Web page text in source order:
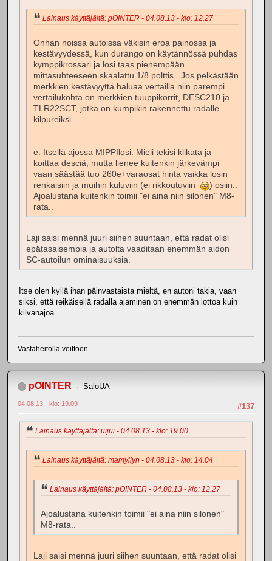
Lainaus käyttäjältä: pOINTER - 04.08.13 - klo: 12.27
Onhan noissa autoissa väkisin eroa painossa ja
kestävyydessä, kun durango on käytännössä puhdas
kymppikrossari ja losi taas pienempään
mittasuhteeseen skaalattu 1/8 polttis.. Jos pelkästään
merkkien kestävyyttä haluaa vertailla niin parempi
vertailukohta on merkkien tuuppikorrit, DESC210 ja
TLR22SCT, jotka on kumpikin rakennettu radalle
kilpureiksi..
e: Itsellä ajossa MIPPIlosi. Mieli tekisi klikata ja
koittaa desciä, mutta lienee kuitenkin järkevämpi
vaan säästää tuo 260e+varaosat hinta vaikka losin
renkaisiin ja muihin kuluviin (ei rikkoutuviin
) osiin..
Ajoalustana kuitenkin toimii "ei aina niin silonen" M8-
rata..
Laji saisi mennä juuri siihen suuntaan, että radat olisi
epätasaisempia ja autolta vaaditaan enemmän aidon
SC-autoilun ominaisuuksia.
Itse olen kyllä ihan päinvastaista mieltä, en autoni takia, vaan
siksi, että reikäisellä radalla ajaminen on enemmän lottoa kuin
kilvanajoa.
Vastaheitolla voittoon.
pOINTER SaloUA
#137
04.08.13 - klo: 19.09
Lainaus käyttäjältä: uijui - 04.08.13 - klo: 19.00
Lainaus käyttäjältä: mamyllyn - 04.08.13 - klo: 14.04
Lainaus käyttäjältä: pOINTER - 04.08.13 - klo: 12.27
Ajoalustana kuitenkin toimii "ei aina niin silonen"
M8-rata..
Laji saisi mennä juuri siihen suuntaan, että radat olisi